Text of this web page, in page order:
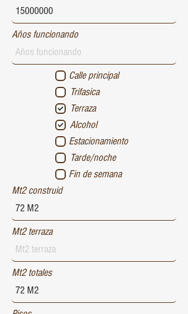
Años funcionando
Calle principal
Trifasica
Terraza
Alcohol
Estacionamiento
Tarde/noche
Fin de semana
Mt2 construid
Mt2 terraza
Mt2 totales